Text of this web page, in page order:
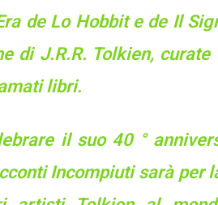
de Lo Hobbit e de Il
di J.R.R. Tolkien,
libri.
il suo 40 °
Incompiuti sarà per